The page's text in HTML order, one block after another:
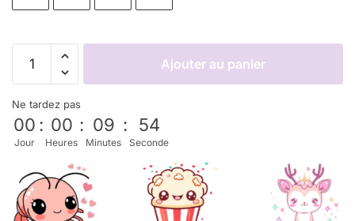
Ajouter au panier
Ne tardez pas
00
Jour
: 00
Heures
: 09
Minutes
: 53
Seconde